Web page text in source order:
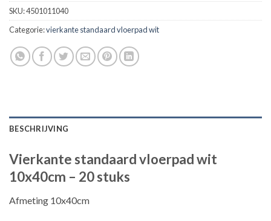
SKU:4501011040
Categorie:vierkante standaard vloerpad wit
BESCHRIJVING
Vierkante standaard vloerpad wit
10x40cm – 20 stuks
Afmeting 10x40cm